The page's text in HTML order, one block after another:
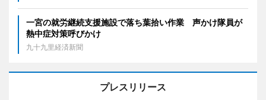
一宮の就労継続支援施設で落ち葉拾い作業 声かけ隊員が
熱中症対策呼びかけ
九十九里経済新聞
プレスリリース